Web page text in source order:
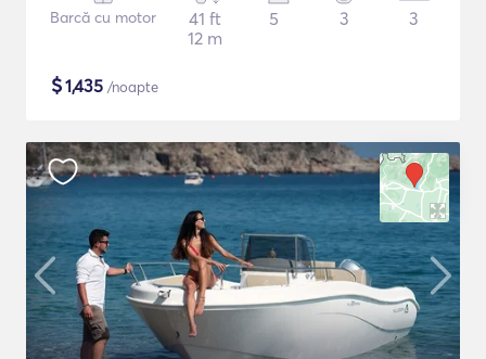
Barcă cu motor
41 ft
12 m
5 3 3
$1,435 /noapte